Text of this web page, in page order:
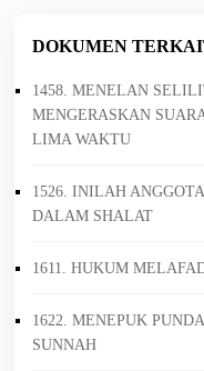
DOKUMEN
1458. MENELAN
MENGERASKAN
LIMA WAKTU
1526. INILAH
DALAM SHALAT
1611. HUKUM
1622. MENEPUK
SUNNAH